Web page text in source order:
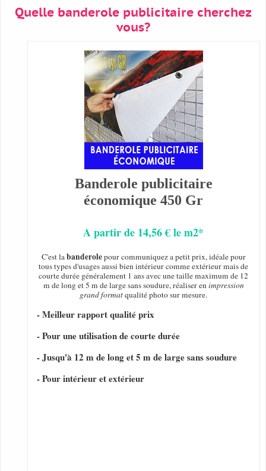
Quelle banderole publicitaire cherchez
vous?
Banderole publicitaire
économique 450 Gr
A partir de 14,56 € le m2*
C'est labanderolepour communiquez a petit prix, idéale pour
tous types d'usages aussi bien intérieur comme extérieur mais de
courte durée généralement 1 ans avec une taille maximum de 12
m de long et 5 m de large sans soudure, réaliser enimpression
grand formatqualité photo sur mesure.
- Meilleur rapport qualité prix
- Pour une utilisation de courte durée
- Jusqu'à 12 m de long et 5 m de large sans soudure
- Pour intérieur et extérieur